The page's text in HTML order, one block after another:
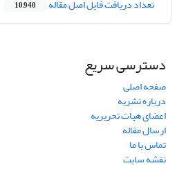
تعداد دریافت فایل اصل مقاله 10,940
دسترسی سریع
صفحه اصلی
درباره نشریه
اعضای هیات تحریریه
ارسال مقاله
تماس با ما
نقشه سایت